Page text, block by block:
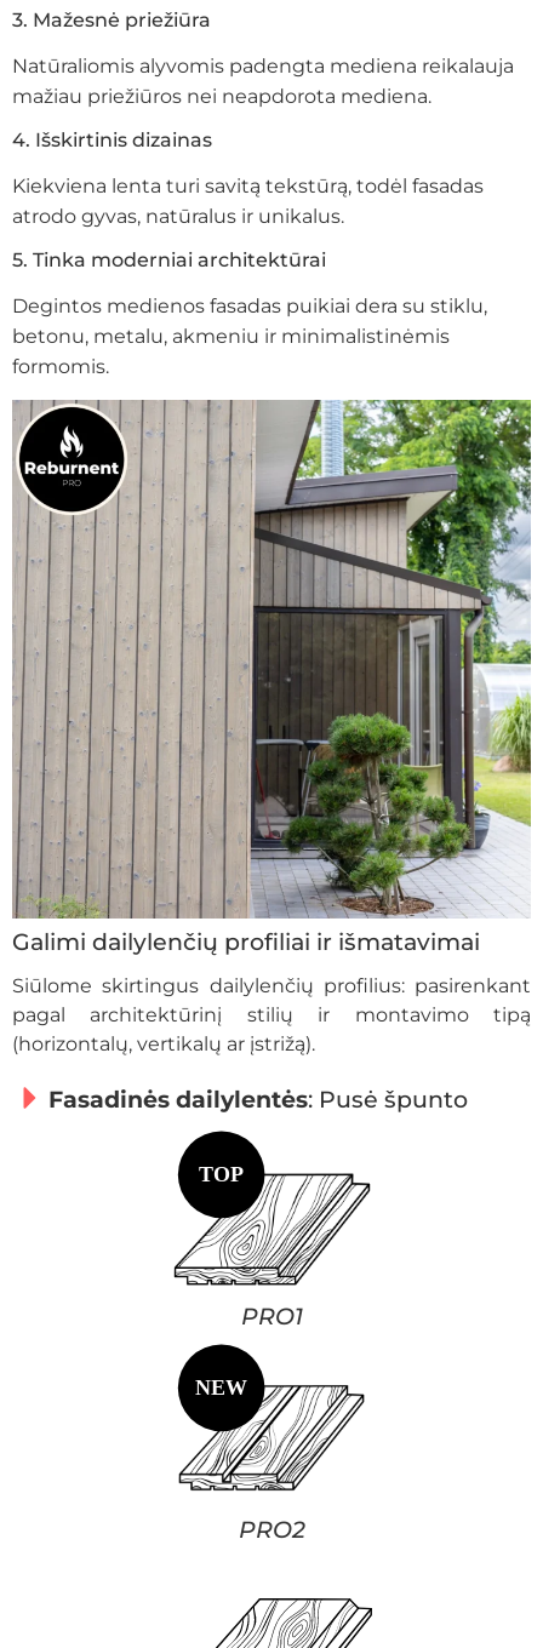
3. Mažesnė priežiūra
Natūraliomis alyvomis padengta mediena reikalauja
mažiau priežiūros nei neapdorota mediena.
4. Išskirtinis dizainas
Kiekviena lenta turi savitą tekstūrą, todėl fasadas
atrodo gyvas, natūralus ir unikalus.
5. Tinka moderniai architektūrai
Degintos medienos fasadas puikiai dera su stiklu,
betonu, metalu, akmeniu ir minimalistinėmis
formomis.
Galimi dailylenčių profiliai ir išmatavimai
Siūlome skirtingus dailylenčių profilius: pasirenkant
pagal architektūrinį stilių ir montavimo tipą
(horizontalų, vertikalų ar įstrižą).
Fasadinės dailylentės: Pusė špunto
PRO1
PRO2